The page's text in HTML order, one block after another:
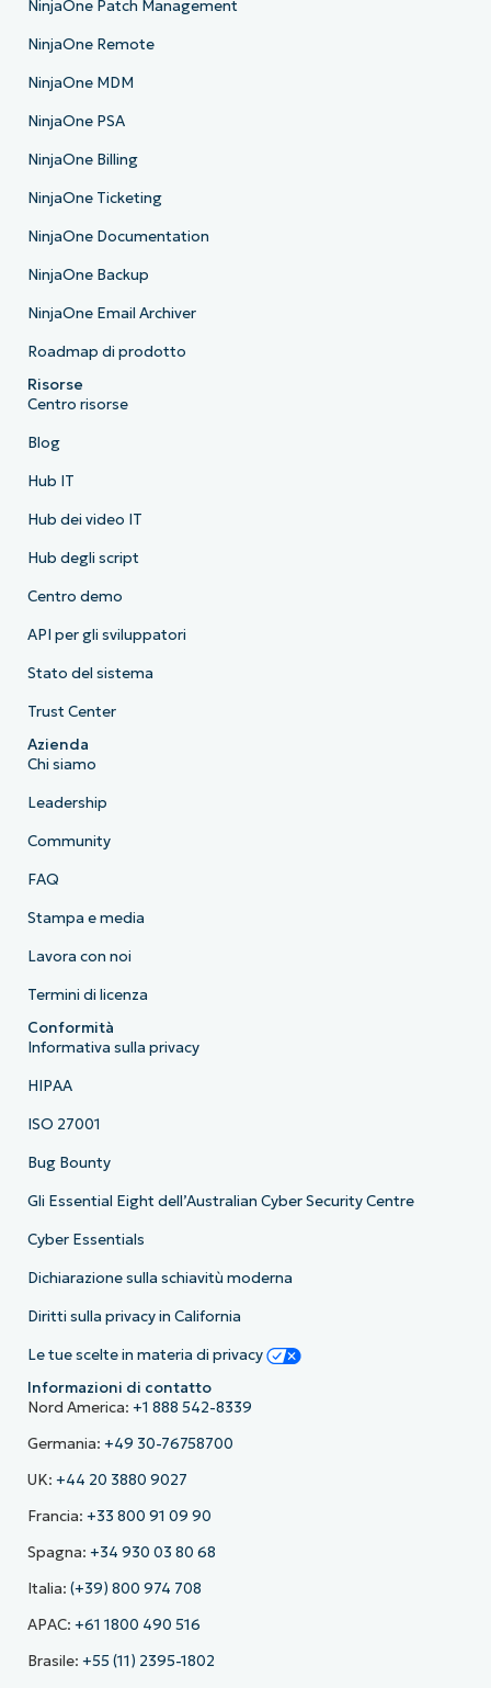
NinjaOne Patch Management
NinjaOne Remote
NinjaOne MDM
NinjaOne PSA
NinjaOne Billing
NinjaOne Ticketing
NinjaOne Documentation
NinjaOne Backup
NinjaOne Email Archiver
Roadmap di prodotto
Risorse
Centro risorse
Blog
Hub IT
Hub dei video IT
Hub degli script
Centro demo
API per gli sviluppatori
Stato del sistema
Trust Center
Azienda
Chi siamo
Leadership
Community
FAQ
Stampa e media
Lavora con noi
Termini di licenza
Conformità
Informativa sulla privacy
HIPAA
ISO 27001
Bug Bounty
Gli Essential Eight dell’Australian Cyber Security Centre
Cyber Essentials
Dichiarazione sulla schiavitù moderna
Diritti sulla privacy in California
Le tue scelte in materia di privacy
Informazioni di contatto
Nord America: +1 888 542-8339
Germania: +49 30-76758700
UK: +44 20 3880 9027
Francia: +33 800 91 09 90
Spagna: +34 930 03 80 68
Italia: (+39) 800 974 708
APAC: +61 1800 490 516
Brasile: +55 (11) 2395-1802